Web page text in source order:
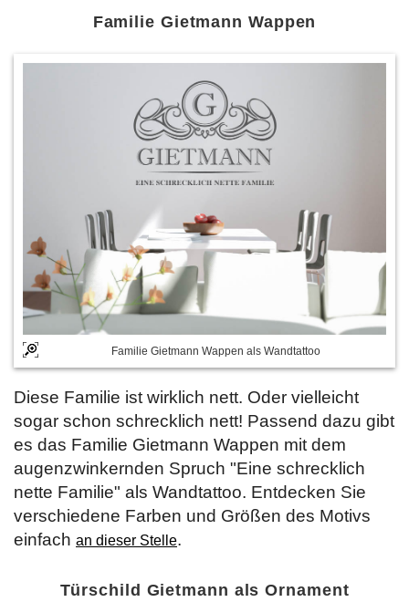
Familie Gietmann Wappen
Familie Gietmann Wappen als Wandtattoo
Diese Familie ist wirklich nett. Oder vielleicht
sogar schon schrecklich nett! Passend dazu gibt
es das Familie Gietmann Wappen mit dem
augenzwinkernden Spruch "Eine schrecklich
nette Familie" als Wandtattoo. Entdecken Sie
verschiedene Farben und Größen des Motivs
einfach an dieser Stelle.
Türschild Gietmann als Ornament